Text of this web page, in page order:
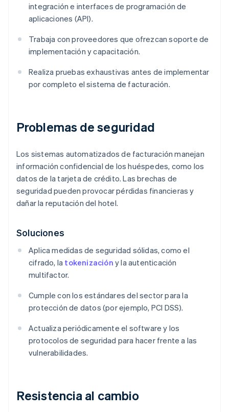
integración e interfaces de programación de
aplicaciones (API).
Trabaja con proveedores que ofrezcan soporte de
implementación y capacitación.
Realiza pruebas exhaustivas antes de implementar
por completo el sistema de facturación.
Problemas de seguridad
Los sistemas automatizados de facturación manejan
información confidencial de los huéspedes, como los
datos de la tarjeta de crédito. Las brechas de
seguridad pueden provocar pérdidas financieras y
dañar la reputación del hotel.
Soluciones
Aplica medidas de seguridad sólidas, como el
cifrado, la tokenización y la autenticación
multifactor.
Cumple con los estándares del sector para la
protección de datos (por ejemplo, PCI DSS).
Actualiza periódicamente el software y los
protocolos de seguridad para hacer frente a las
vulnerabilidades.
Resistencia al cambio